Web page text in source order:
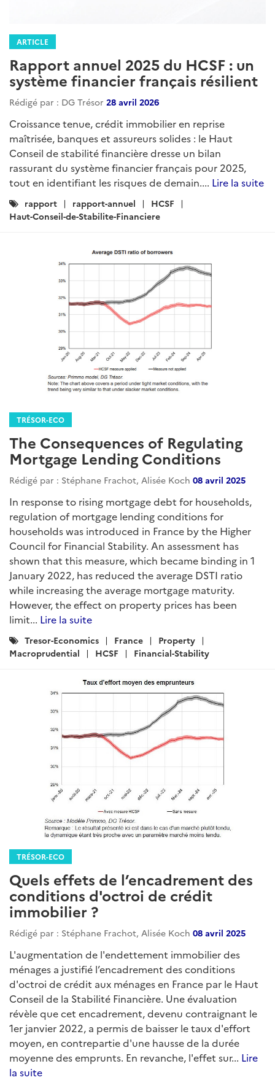
ARTICLE
Rapport annuel 2025 du HCSF : un
système financier français résilient
Rédigé par : DG Trésor 28 avril 2026
Croissance tenue, crédit immobilier en reprise
maîtrisée, banques et assureurs solides : le Haut
Conseil de stabilité financière dresse un bilan
rassurant du système financier français pour 2025,
tout en identifiant les risques de demain.... Lire la suite
Catégories
:
rapport rapport-annuel
HCSF
Haut-Conseil-de-Stabilite-Financiere
TRÉSOR-ECO
The Consequences of Regulating
Mortgage Lending Conditions
Rédigé par : Stéphane Frachot, Alisée Koch 08 avril 2025
In response to rising mortgage debt for households,
regulation of mortgage lending conditions for
households was introduced in France by the Higher
Council for Financial Stability. An assessment has
shown that this measure, which became binding in 1
January 2022, has reduced the average DSTI ratio
while increasing the average mortgage maturity.
However, the effect on property prices has been
limit... Lire la suite
Catégories
:
Tresor-Economics France
Property
Macroprudential
HCSF Financial-Stability
TRÉSOR-ECO
Quels effets de l’encadrement des
conditions d'octroi de crédit
immobilier ?
Rédigé par : Stéphane Frachot, Alisée Koch 08 avril 2025
L'augmentation de l'endettement immobilier des
ménages a justifié l’encadrement des conditions
d'octroi de crédit aux ménages en France par le Haut
Conseil de la Stabilité Financière. Une évaluation
révèle que cet encadrement, devenu contraignant le
1er janvier 2022, a permis de baisser le taux d'effort
moyen, en contrepartie d'une hausse de la durée
moyenne des emprunts. En revanche, l'effet sur... Lire
la suite